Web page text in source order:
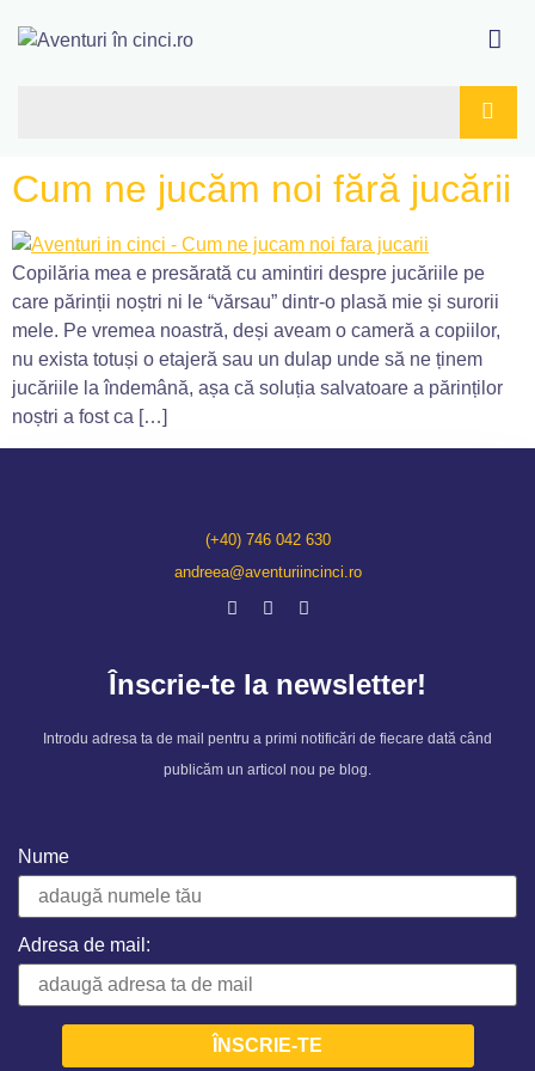
Cum ne jucăm noi fără jucării
Copilăria mea e presărată cu amintiri despre jucăriile pe
care părinții noștri ni le “vărsau” dintr-o plasă mie și surorii
mele. Pe vremea noastră, deși aveam o cameră a copiilor,
nu exista totuși o etajeră sau un dulap unde să ne ținem
jucăriile la îndemână, așa că soluția salvatoare a părinților
noștri a fost ca […]
(+40) 746 042 630
andreea@aventuriincinci.ro
Înscrie-te la newsletter!
Introdu adresa ta de mail pentru a primi notificări de fiecare dată când
publicăm un articol nou pe blog.
Nume
Adresa de mail: